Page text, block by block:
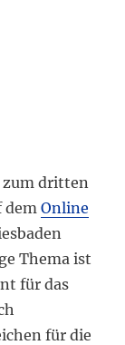
zum dritten
demOnline
Thema ist
für das
für die